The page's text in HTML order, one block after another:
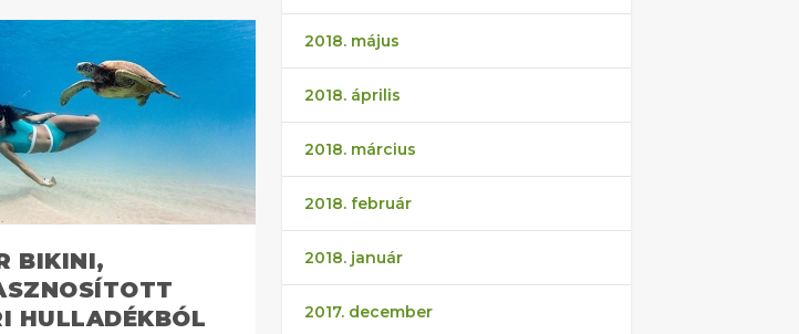
BIKINI,
HULLADÉKBÓL
2018. május
2018. április
2018. március
2018. február
2018. január
2017. december